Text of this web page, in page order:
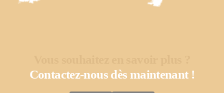
Contactez-nous dès maintenant !